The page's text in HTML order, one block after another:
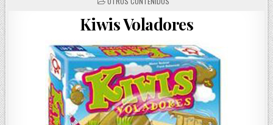
S
T
E
D
I
N
Kiwis Voladores